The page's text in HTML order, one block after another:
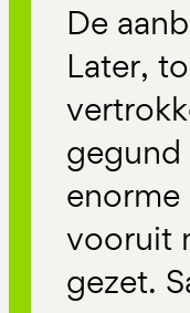
De
Later,
gegund
enorme
vooruit
gezet.